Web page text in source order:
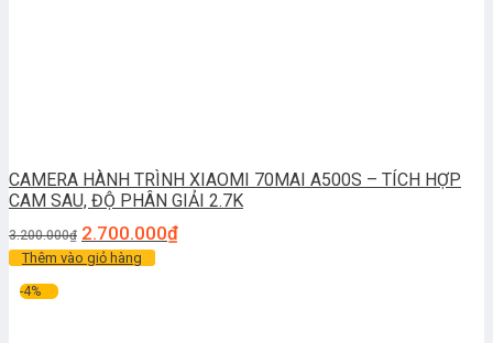
CAMERA HÀNH TRÌNH XIAOMI 70MAI A500S – TÍCH HỢP
CAM SAU, ĐỘ PHÂN GIẢI 2.7K
3.200.000₫ 2.700.000₫
Thêm vào giỏ hàng
-4%